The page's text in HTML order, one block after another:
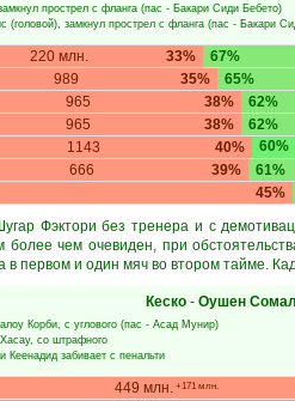
прострел с фланга (пас - Бакари Сиди Бебето)
(головой), замкнул прострел с фланга (пас - Бакари
33%
220 млн. 67%
35%
989 65%
38%
965 62%
38%
965 62%
40%
1143 60%
39%
666 61%
45%
Фэктори без тренера и с
чем очевиден, при
в первом и один мяч во втором тайме.
Кеско- Оушен
Корби, с углового (пас - Асад Мунир)
, со штрафного
Кеенадид забивает с пенальти
449 млн. +171 млн.